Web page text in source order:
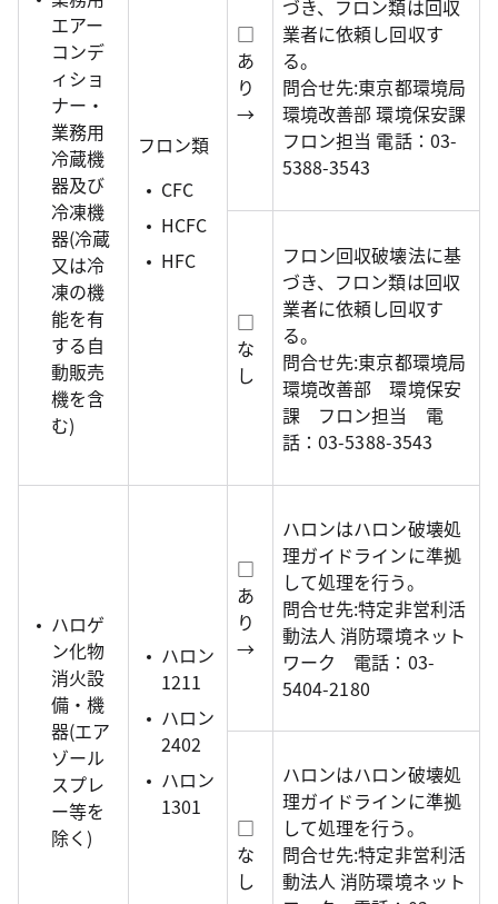
エアー
コンデ
ィショ
ナー・
業務用
冷蔵機
器及び
冷凍機
器(冷蔵
又は冷
凍の機
能を有
する自
動販売
機を含
む)
フロン類
CFC
HCFC
HFC
□
あ
り
→
づき、フロン類は回収
業者に依頼し回収す
る。
問合せ先:東京都環境局
環境改善部 環境保安課
フロン担当 電話：03-
5388-3543
□
な
し
フロン回収破壊法に基
づき、フロン類は回収
業者に依頼し回収す
る。
問合せ先:東京都環境局
環境改善部 環境保安
課 フロン担当 電
話：03-5388-3543
ハロゲ
ン化物
消火設
備・機
器(エア
ゾール
スプレ
ー等を
除く)
ハロン
1211
ハロン
2402
ハロン
1301
□
あ
り
→
ハロンはハロン破壊処
理ガイドラインに準拠
して処理を行う。
問合せ先:特定非営利活
動法人 消防環境ネット
ワーク 電話：03-
5404-2180
□
な
し
ハロンはハロン破壊処
理ガイドラインに準拠
して処理を行う。
問合せ先:特定非営利活
動法人 消防環境ネット